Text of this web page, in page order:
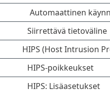
Automaattinen
Siirrettävä tietoväline
HIPS (Host Intrusion
HIPS-poikkeukset
HIPS: Lisäasetukset